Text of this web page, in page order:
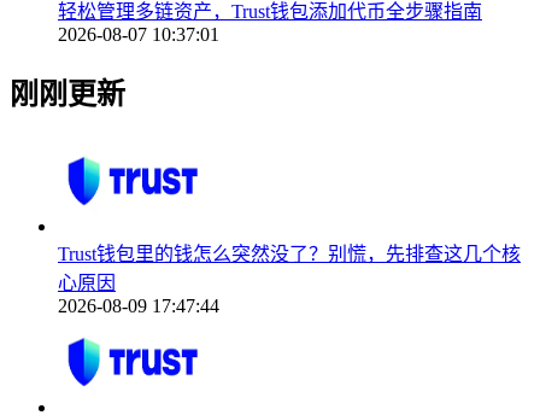
轻松管理多链资产，Trust钱包添加代币全步骤指南
2026-08-07 10:37:01
刚刚更新
Trust钱包里的钱怎么突然没了？别慌，先排查这几个核
心原因
2026-08-09 17:47:44